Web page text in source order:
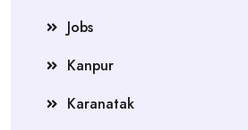
Jobs
Kanpur
Karanatak